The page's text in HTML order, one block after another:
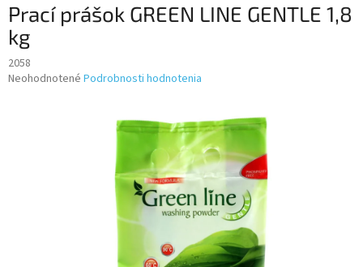
Prací prášok GREEN LINE GENTLE 1,8
kg
2058
Priemerné
Neohodnotené Podrobnosti hodnotenia